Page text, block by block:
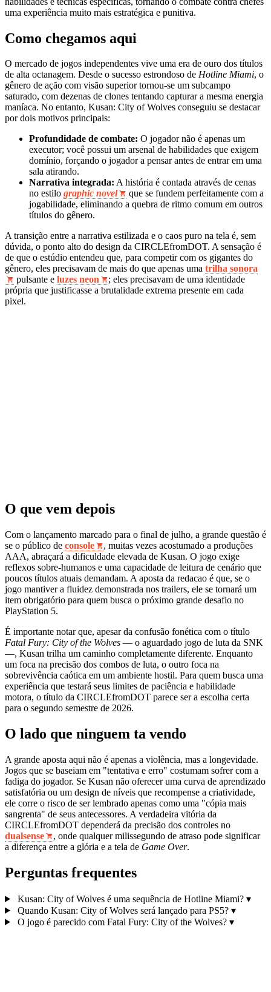
uma experiência muito mais estratégica e punitiva.
Como chegamos aqui
O mercado de jogos independentes vive uma era de ouro dos títulos
de alta octanagem. Desde o sucesso estrondoso de Hotline Miami, o
gênero de ação com visão superior tornou-se um subcampo
saturado, com dezenas de clones tentando capturar a mesma energia
maníaca. No entanto, Kusan: City of Wolves conseguiu se destacar
por dois motivos principais:
Profundidade de combate: O jogador não é apenas um
executor; você possui um arsenal de habilidades que exigem
domínio, forçando o jogador a pensar antes de entrar em uma
sala atirando.
Narrativa integrada: A história é contada através de cenas
no estilo graphic novel
que se fundem perfeitamente com a
jogabilidade, eliminando a quebra de ritmo comum em outros
títulos do gênero.
A transição entre a narrativa estilizada e o caos puro na tela é, sem
dúvida, o ponto alto do design da CIRCLEfromDOT. A sensação é
de que o estúdio entendeu que, para competir com os gigantes do
gênero, eles precisavam de mais do que apenas uma trilha sonora
pulsante e luzes neon
; eles precisavam de uma identidade
própria que justificasse a brutalidade extrema presente em cada
pixel.
O que vem depois
Com o lançamento marcado para o final de julho, a grande questão é
se o público de console
, muitas vezes acostumado a produções
AAA, abraçará a dificuldade elevada de Kusan. O jogo exige
reflexos sobre-humanos e uma capacidade de leitura de cenário que
poucos títulos atuais demandam. A aposta da redacao é que, se o
jogo mantiver a fluidez demonstrada nos trailers, ele se tornará um
item obrigatório para quem busca o próximo grande desafio no
PlayStation 5.
É importante notar que, apesar da confusão fonética com o título
Fatal Fury: City of the Wolves — o aguardado jogo de luta da SNK
—, Kusan trilha um caminho completamente diferente. Enquanto
um foca na precisão dos combos de luta, o outro foca na
sobrevivência caótica em um ambiente hostil. Para quem busca uma
experiência que testará seus limites de paciência e habilidade
motora, o título da CIRCLEfromDOT parece ser a escolha certa
para o segundo semestre de 2026.
O lado que ninguem ta vendo
A grande aposta aqui não é apenas a violência, mas a longevidade.
Jogos que se baseiam em "tentativa e erro" costumam sofrer com a
fadiga do jogador. Se Kusan não oferecer uma curva de aprendizado
satisfatória ou um design de níveis que recompense a criatividade,
ele corre o risco de ser lembrado apenas como uma "cópia mais
sangrenta" de seus antecessores. A verdadeira vitória da
CIRCLEfromDOT dependerá da precisão dos controles no
dualsense
, onde qualquer milissegundo de atraso pode significar
a diferença entre a glória e a tela de Game Over.
Perguntas frequentes
Kusan: City of Wolves é uma sequência de Hotline Miami? ▾
Quando Kusan: City of Wolves será lançado para PS5? ▾
O jogo é parecido com Fatal Fury: City of the Wolves? ▾